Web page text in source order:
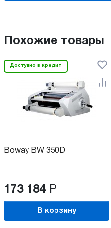
Похожие товары
Доступно в кредит
Boway BW 350D
173 184 Р
В корзину